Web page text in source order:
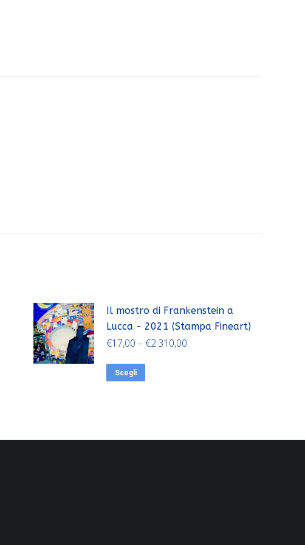
Il mostro di Frankenstein a
Lucca - 2021 (Stampa Fineart)
€17,00 –€2.310,00
Scegli